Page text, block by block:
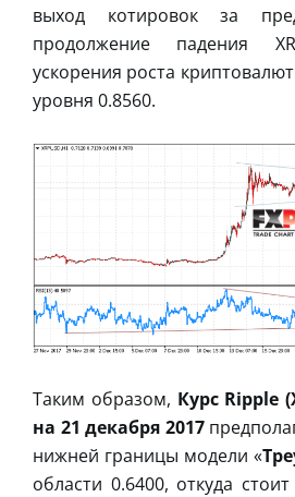
выход котировок за
продолжение падения
ускорения роста
уровня 0.8560.
Таким образом, Курс Ripple
на 21 декабря 2017
нижней границы модели «
области 0.6400, откуда